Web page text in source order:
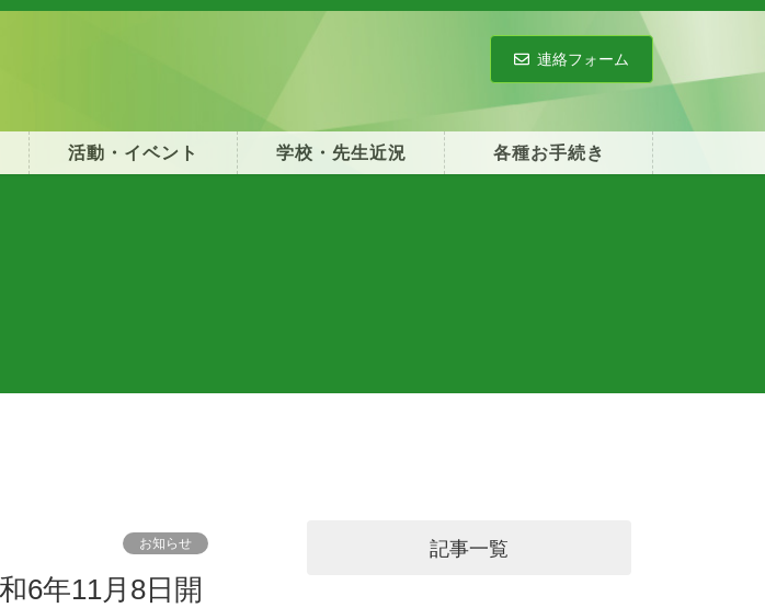
連絡フォーム
活動・イベント 学校・先生近況 各種お手続き
お知らせ 記事一覧